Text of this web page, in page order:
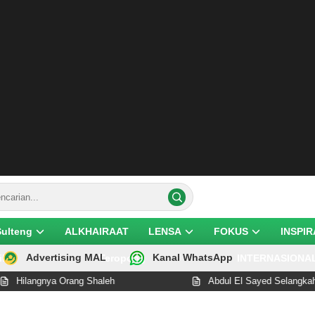
ALKHAIRAAT LENSA FOKUS
Teropong
Advertising MAL Kanal WhatsApp
Orang Shaleh Abdul El Sayed Selangkah